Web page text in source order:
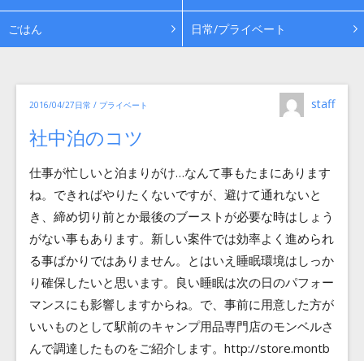
グループ会社
Work
News
Recruit
Blog
Contact
ごはん 日常/プライベート
投
稿
staff
投
日:
2016/04/27カ
テ
ー
日常 / プライベート
社中泊のコツ
仕事が忙しいと泊まりがけ…なんて事もたまにあります
ね。できればやりたくないですが、避けて通れないと
き、締め切り前とか最後のブーストが必要な時はしょう
がない事もあります。新しい案件では効率よく進められ
る事ばかりではありません。とはいえ睡眠環境はしっか
り確保したいと思います。良い睡眠は次の日のパフォー
マンスにも影響しますからね。 で、事前に用意した方が
いいものとして駅前のキャンプ用品専門店のモンベルさ
んで調達したものをご紹介します。http://store.montb